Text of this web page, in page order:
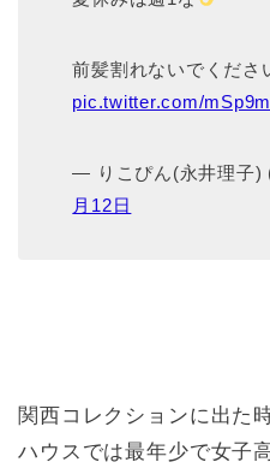
前髪割れないでくださ
pic.twitter.com/
— りこぴん(永井理子)
月12日
関西コレクションに出た
ハウスでは最年少で女子